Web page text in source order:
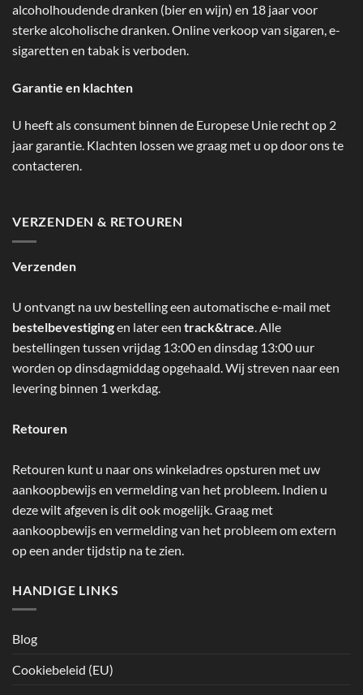
alcoholhoudende dranken (bier en wijn) en 18 jaar voor
sterke alcoholische dranken. Online verkoop van sigaren, e-
sigaretten en tabak is verboden.
Garantie en klachten
U heeft als consument binnen de Europese Unie recht op 2
jaar garantie. Klachten lossen we graag met u op door ons te
contacteren.
VERZENDEN & RETOUREN
Verzenden
U ontvangt na uw bestelling een automatische e-mail met
bestelbevestigingen later een track&trace. Alle
bestellingen tussen vrijdag 13:00 en dinsdag 13:00 uur
worden op dinsdagmiddag opgehaald. Wij streven naar een
levering binnen 1 werkdag.
Retouren
Retouren kunt u naar ons winkeladres opsturen met uw
aankoopbewijs en vermelding van het probleem. Indien u
deze wilt afgeven is dit ook mogelijk. Graag met
aankoopbewijs en vermelding van het probleem om extern
op een ander tijdstip na te zien.
HANDIGE LINKS
Blog
Cookiebeleid (EU)